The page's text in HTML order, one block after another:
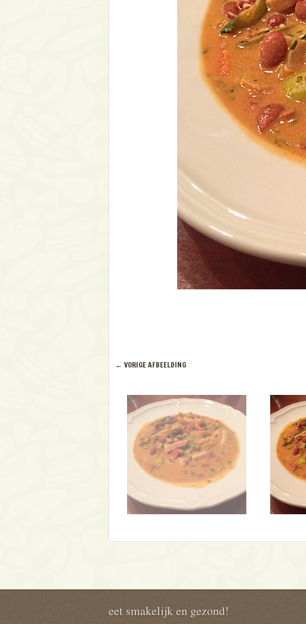
← VORIGE AFBEELDING
eet smakelijk en gezond!